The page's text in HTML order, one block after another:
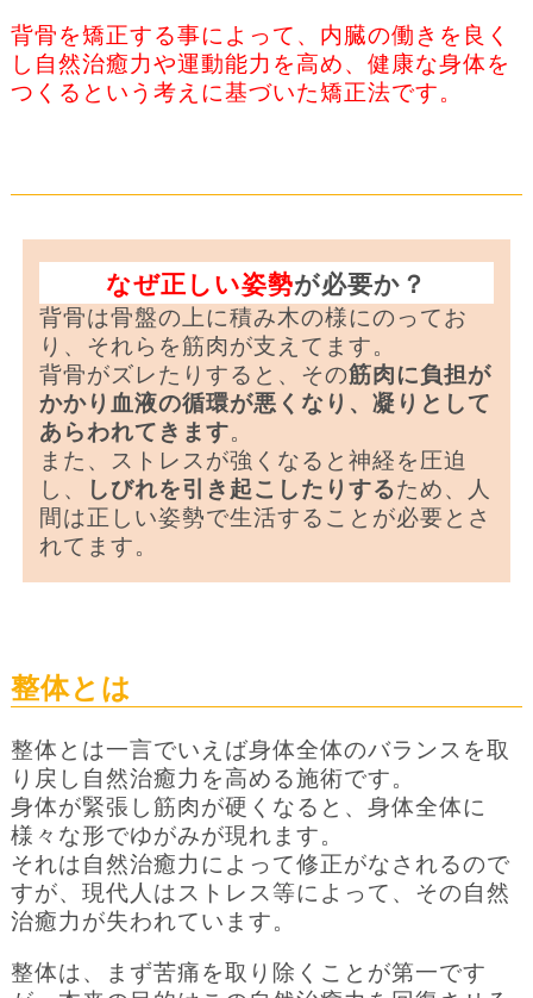
背骨を矯正する事によって、内臓の働きを良く
し自然治癒力や運動能力を高め、健康な身体を
つくるという考えに基づいた矯正法です。
なぜ正しい姿勢が必要か？
背骨は骨盤の上に積み木の様にのってお
り、それらを筋肉が支えてます。
背骨がズレたりすると、その筋肉に負担が
かかり血液の循環が悪くなり、凝りとして
あらわれてきます。
また、ストレスが強くなると神経を圧迫
し、
しびれを引き起こしたりするため、人
間は正しい姿勢で生活することが必要とさ
れてます。
整体とは
整体とは一言でいえば身体全体のバランスを取
り戻し自然治癒力を高める施術です。
身体が緊張し筋肉が硬くなると、身体全体に
様々な形でゆがみが現れます。
それは自然治癒力によって修正がなされるので
すが、現代人はストレス等によって、その自然
治癒力が失われています。
整体は、まず苦痛を取り除くことが第一です